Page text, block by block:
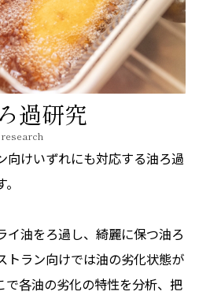
過研究
向けいずれにも対応する油ろ過
イ油をろ過し、綺麗に保つ油ろ
トラン向けでは油の劣化状態が
で各油の劣化の特性を分析、把